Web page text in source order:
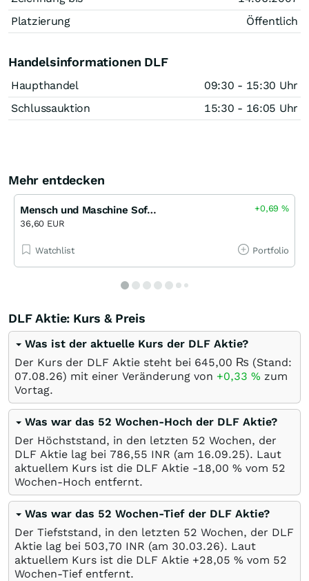
Platzierung
Öffentlich
Handelsinformationen DLF
Haupthandel
09:30 - 15:30 Uhr
Schlussauktion
15:30 - 16:05 Uhr
Mehr entdecken
Mensch und Maschine Software
36,60 EUR
+0,69%
Watchlist Portfolio
DLF Aktie: Kurs & Preis
Was ist der aktuelle Kurs der DLF Aktie?
Der Kurs der DLF Aktie steht bei 645,00 ₨ (Stand:
07.08.26) mit einer Veränderung von +0,33 % zum
Vortag.
Was war das 52 Wochen-Hoch der DLF Aktie?
Der Höchststand, in den letzten 52 Wochen, der
DLF Aktie lag bei 786,55 INR (am 16.09.25). Laut
aktuellem Kurs ist die DLF Aktie -18,00 % vom 52
Wochen-Hoch entfernt.
Was war das 52 Wochen-Tief der DLF Aktie?
Der Tiefststand, in den letzten 52 Wochen, der DLF
Aktie lag bei 503,70 INR (am 30.03.26). Laut
aktuellem Kurs ist die DLF Aktie +28,05 % vom 52
Wochen-Tief entfernt.